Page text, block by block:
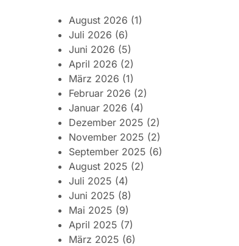
August 2026 (1)
Juli 2026 (6)
Juni 2026 (5)
April 2026 (2)
März 2026 (1)
Februar 2026 (2)
Januar 2026 (4)
Dezember 2025 (2)
November 2025 (2)
September 2025 (6)
August 2025 (2)
Juli 2025 (4)
Juni 2025 (8)
Mai 2025 (9)
April 2025 (7)
März 2025 (6)